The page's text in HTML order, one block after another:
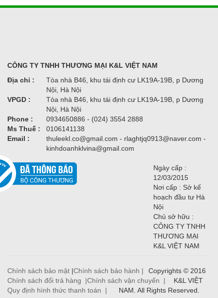
CÔNG TY TNHH THƯƠNG MẠI K&L VIỆT NAM
Địa chỉ :
Tòa nhà B46, khu tái định cư LK19A-19B, p Dương
Nội, Hà Nội
VPGD :
Tòa nhà B46, khu tái định cư LK19A-19B, p Dương
Nội, Hà Nội
Phone :
0934650886 - (024) 3554 2888
Ms Thuế :
0106141138
Email :
thuleekl.co@gmail.com - rlaghtjq0913@naver.com -
kinhdoanhklvina@gmail.com
Ngày cấp :
12/03/2015
Nơi cấp : Sở kế
hoạch đầu tư Hà
Nội
Chủ sở hữu :
CÔNG TY TNHH
THƯƠNG MẠI
K&L VIỆT NAM
Chính sách bảo mật |Chính sách bảo hành |
Chính sách đổi trả hàng |Chính sách vận chuyển |
Quy định hình thức thanh toán |
Copyrights © 2016
K&L VIỆT
NAM. All Rights Reserved.